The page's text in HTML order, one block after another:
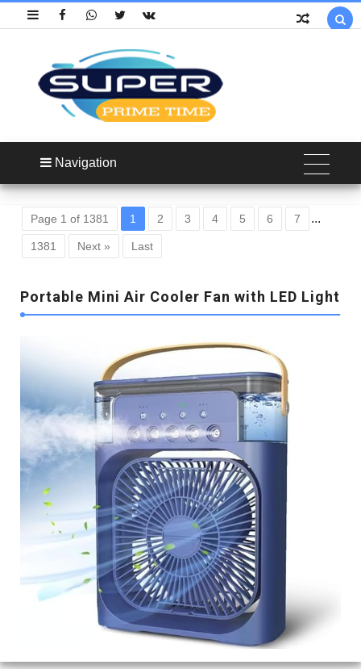

Navigation
Page 1 of 1381 1 2 3 4 5 6 7 ...
1381 Next » Last
Portable Mini Air Cooler Fan with LED Light